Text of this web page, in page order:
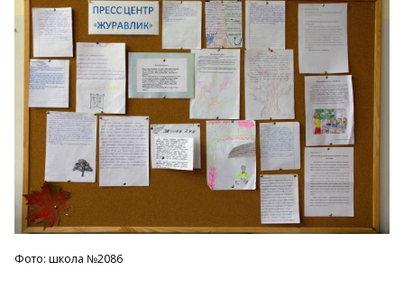
Фото: школа №2086